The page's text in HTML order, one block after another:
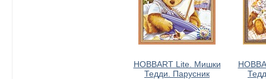
HOBBART Lite. Мишки
Тедди. Парусник